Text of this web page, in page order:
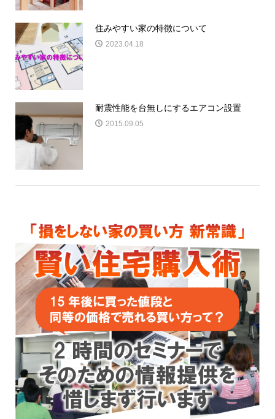
住みやすい家の特徴について
2023.04.18
耐震性能を台無しにするエアコン設置
2015.09.05